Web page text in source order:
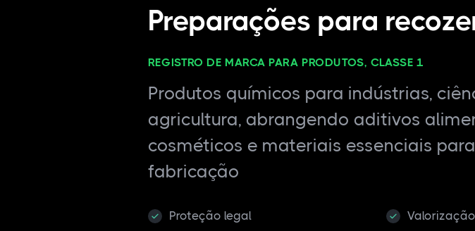
Preparações para
REGISTRO DE MARCA PARA PRODUTOS, CLASSE 1
Produtos químicos para indústrias,
agricultura, abrangendo aditivos
cosméticos e materiais essenciais para
fabricação
Proteção legal